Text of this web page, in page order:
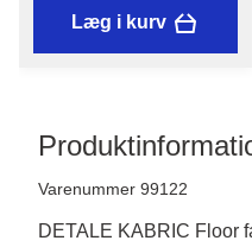
Læg i kurv
Varenummer 99122
DETALE KABRIC Floor